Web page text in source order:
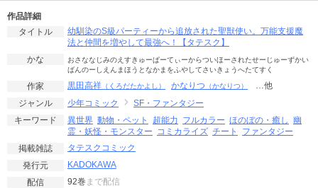
作品詳細
タイトル
幼馴染のS級パーティーから追放された聖獣使い。万能支援魔
法と仲間を増やして最強へ！【タテスク】
かな
おさななじみのえすきゅーぱーてぃーからついほーされたせーじゅーずかい
ばんのーしえんまほうとなかまをふやしてさいきょうへたてすく
作家 黒田高祥 （くろだたかよし） かなりつ （かなりつ）
…他
ジャンル
少年コミック
SF・ファンタジー
キーワード
異世界 動物・ペット 超能力 フルカラー ほのぼの・癒し 幽
霊・妖怪・モンスター
コミカライズ チート
ファンタジー
掲載雑誌
タテスクコミック
発行元
KADOKAWA
配信
92巻 まで配信